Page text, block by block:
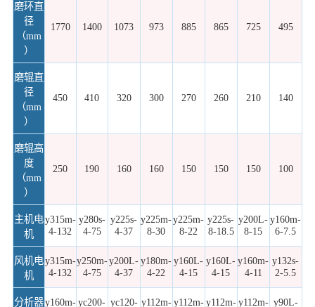
磨环直
径
（mm
）
1770 1400 1073 973 885 865 725 495
磨辊直
径
（mm
）
450 410 320 300 270 260 210 140
磨辊高
度
（mm
）
250 190 160 160 150 150 150 100
主机电
机
y315m-
4-132
y280s-
4-75
y225s-
4-37
y225m-
8-30
y225m-
8-22
y225s-
8-18.5
y200L-
8-15
y160m-
6-7.5
风机电
机
y315m-
4-132
y250m-
4-75
y200L-
4-37
y180m-
4-22
y160L-
4-15
y160L-
4-15
y160m-
4-11
y132s-
2-5.5
分析器y160m- yc200- yc120- y112m-y112m-y112m-y112m- y90L-